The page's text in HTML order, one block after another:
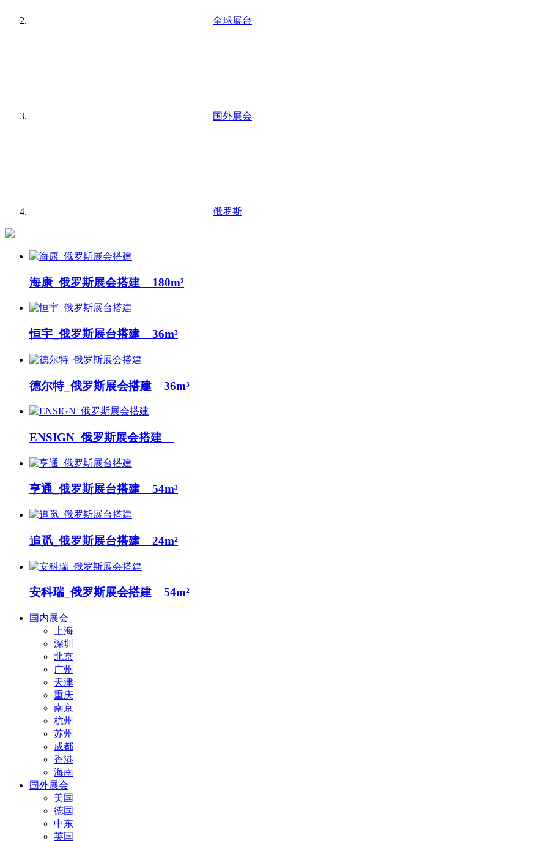
全球展台
国外展会
俄罗斯
海康_俄罗斯展会搭建 180m²
恒宇_俄罗斯展台搭建 36m³
德尔特_俄罗斯展会搭建 36m³
ENSIGN_俄罗斯展会搭建
亨通_俄罗斯展台搭建 54m³
追觅_俄罗斯展台搭建 24m²
安科瑞_俄罗斯展会搭建 54m²
国内展会
上海
深圳
北京
广州
天津
重庆
南京
杭州
苏州
成都
香港
海南
国外展会
美国
德国
中东
英国